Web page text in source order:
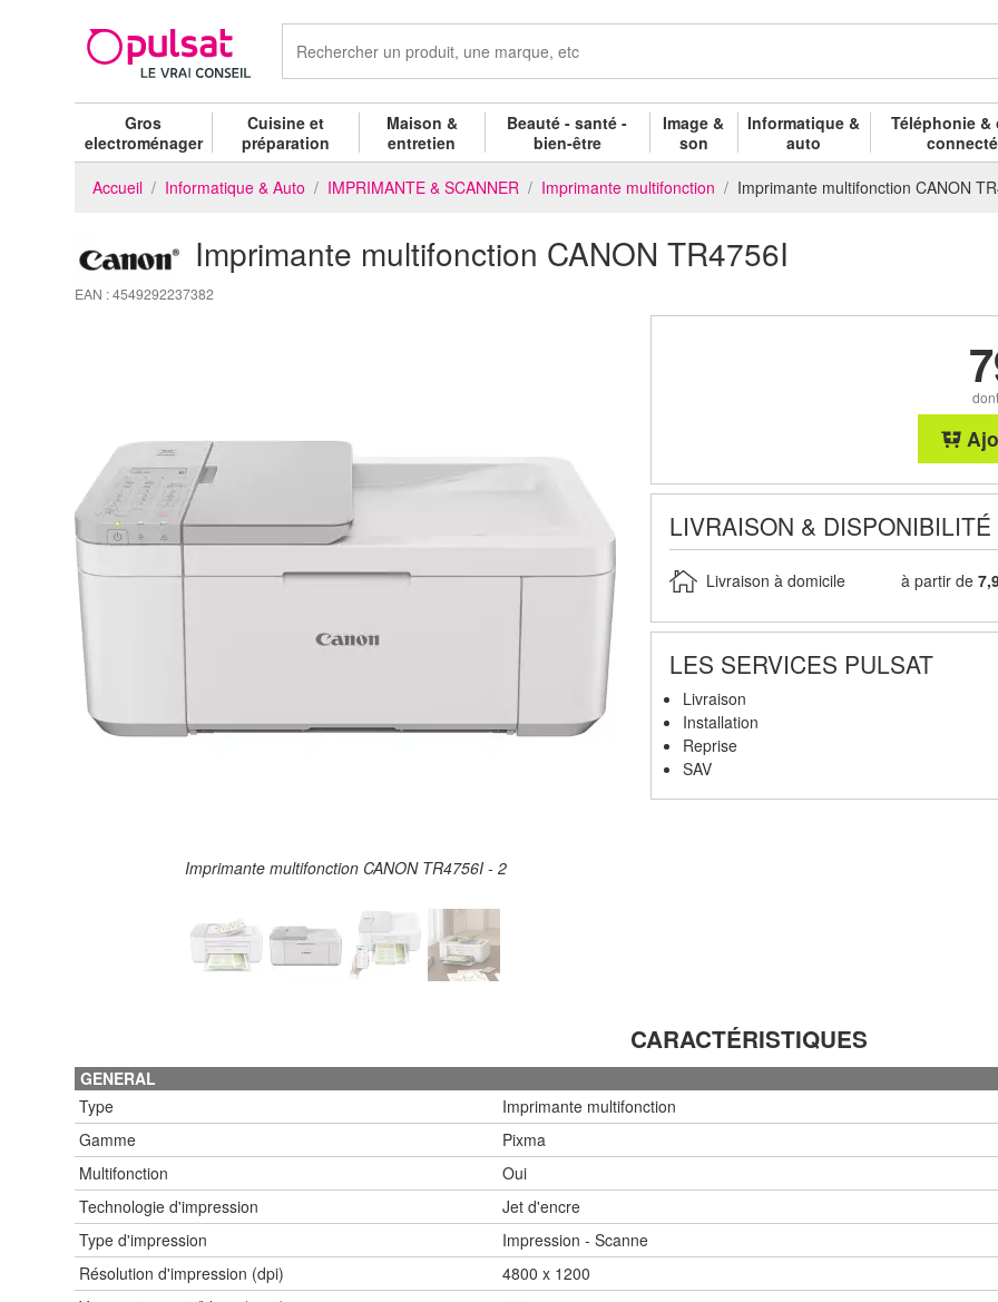
Gros
electroménager
Cuisine et
préparation
Maison &
entretien
Beauté - santé -
bien-être
Image &
son
Informatique &
auto
Téléphonie &
connecté
Accueil Informatique & Auto IMPRIMANTE & SCANNER Imprimante multifonction Imprimante multifonction CANON
Imprimante multifonction CANON TR4756I
EAN : 4549292237382
Imprimante multifonction CANON TR4756I - 2
LIVRAISON & DISPONIBILITÉ
Livraison à domicile à partir de
LES SERVICES PULSAT
Livraison
Installation
Reprise
SAV
CARACTÉRISTIQUES
GENERAL
Type
Imprimante multifonction
Gamme
Pixma
Multifonction
Oui
Technologie d'impression
Jet d'encre
Type d'impression
Impression - Scanne
Résolution d'impression (dpi)
4800 x 1200